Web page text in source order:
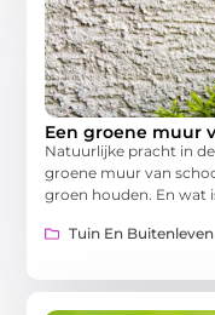
Een groene muur
Natuurlijke pracht in
groene muur van
groen houden. En wat
Tuin En Buitenleven